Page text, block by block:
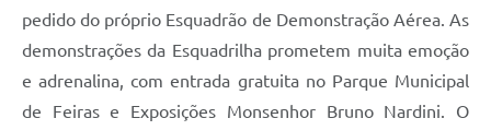
pedido do próprio Esquadrão de Demonstração Aérea. As
demonstrações da Esquadrilha prometem muita emoção
e adrenalina, com entrada gratuita no Parque Municipal
de Feiras e Exposições Monsenhor Bruno Nardini. O